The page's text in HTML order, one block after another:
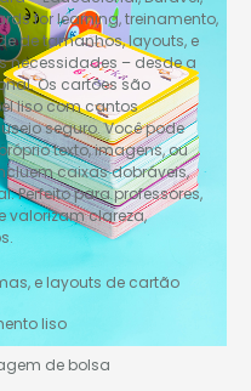
for learning, treinamento,
de tamanhos, layouts, e
necessidades – desde a
Os cartões são
liso com cantos
seguro. Você pode
texto, imagens, ou
caixas dobráveis,
Perfeito para professores,
valorizam clareza,
e layouts de cartão
liso
de bolsa